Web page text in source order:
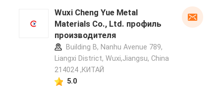
Wuxi Cheng Yue Metal
Materials Co., Ltd. профиль
производителя
Building B, Nanhu Avenue 789,
Liangxi District, Wuxi,Jiangsu, China
214024 ,КИТАЙ
5.0